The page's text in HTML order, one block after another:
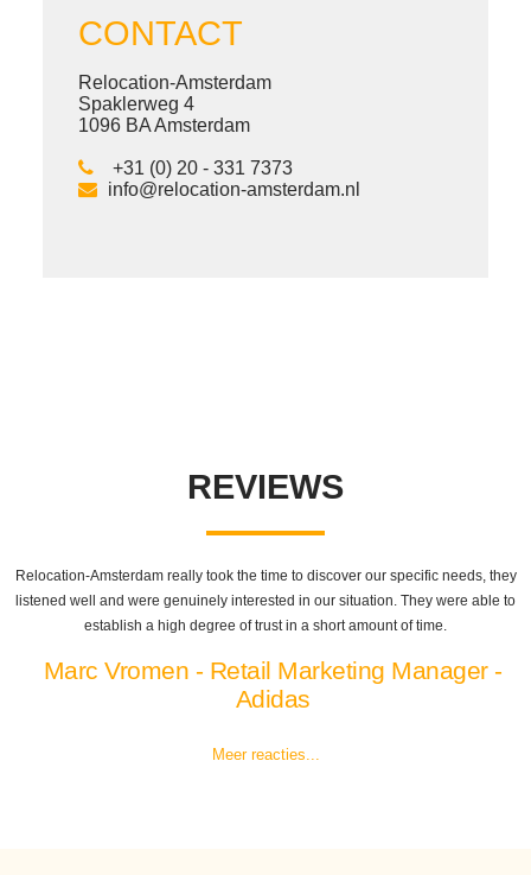
CONTACT
Relocation-Amsterdam
Spaklerweg 4
1096 BA Amsterdam
+31 (0) 20 - 331 7373
info@relocation-amsterdam.nl
REVIEWS
Relocation-Amsterdam really took the time to discover our specific needs, they
listened well and were genuinely interested in our situation. They were able to
establish a high degree of trust in a short amount of time.
Marc Vromen - Retail Marketing Manager -
Adidas
Meer reacties...